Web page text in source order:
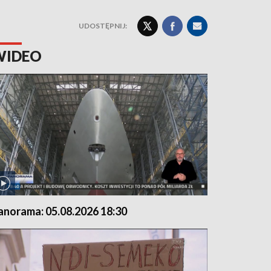
UDOSTĘPNIJ:
05.08.2026 18:30